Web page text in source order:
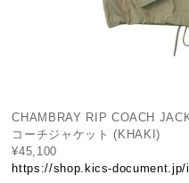
CHAMBRAY RIP COACH
コーチジャケット (KHAKI)
¥45,100
https://shop.kics-document.jp/